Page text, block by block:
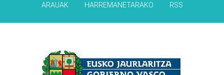
ARAUAK HARREMANETARAKO RSS